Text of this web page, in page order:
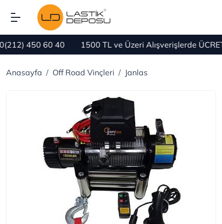
60 40 1500 TL ve Üzeri Alışverişlerde ÜCRETSİZ
Anasayfa Off Road Vinçleri Janlas